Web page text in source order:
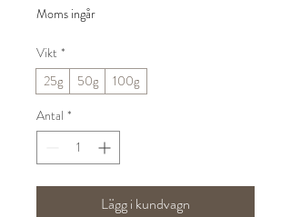
Moms ingår
Vikt *
25g
50g
100g
Antal *
Lägg i kundvagn